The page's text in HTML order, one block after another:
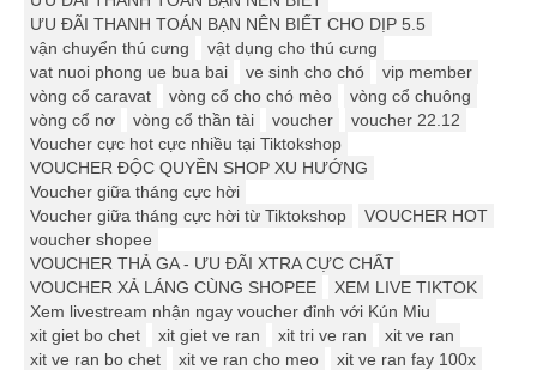
ƯU ĐÃI THANH TOÁN BẠN NÊN BIẾT CHO DỊP 5.5
vận chuyển thú cưng
vật dụng cho thú cưng
vat nuoi phong ue bua bai
ve sinh cho chó
vip member
vòng cổ caravat
vòng cổ cho chó mèo
vòng cổ chuông
vòng cổ nơ
vòng cổ thần tài voucher
voucher 22.12
Voucher cực hot cực nhiều tại Tiktokshop
VOUCHER ĐỘC QUYỀN SHOP XU HƯỚNG
Voucher giữa tháng cực hời
Voucher giữa tháng cực hời từ Tiktokshop
VOUCHER HOT
voucher shopee
VOUCHER THẢ GA - ƯU ĐÃI XTRA CỰC CHẤT
VOUCHER XẢ LÁNG CÙNG SHOPEE
XEM LIVE TIKTOK
Xem livestream nhận ngay voucher đỉnh với Kún Miu
xit giet bo chet
xit giet ve ran xit tri ve ran
xit ve ran
xit ve ran bo chet
xit ve ran cho meo
xit ve ran fay 100x